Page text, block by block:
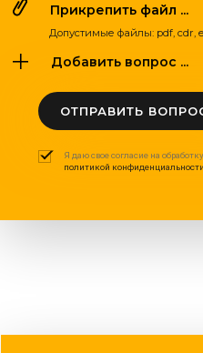
Прикрепить файл ...
Допустимые файлы: pdf, cdr,
Добавить вопрос ...
ОТПРАВИТЬ
Я даю свое согласие на
политикой конфиденциальности